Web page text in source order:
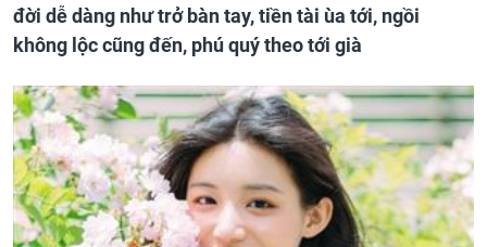
đời dễ dàng như trở bàn tay, tiền tài ùa tới, ngồi
không lộc cũng đến, phú quý theo tới già